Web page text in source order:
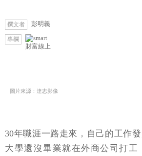
撰文者 彭明義
專欄
財富線上
圖片來源：達志影像
30年職涯一路走來，自己的工作
大學還沒畢業就在外商公司打工